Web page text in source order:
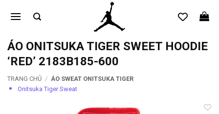
qua
dungÁO ONITSUKA TIGER SWEET HOODIE
‘RED’ 2183B185-600
TRANG CHỦ / ÁO SWEAT ONITSUKA TIGER
Onitsuka Tiger Sweat